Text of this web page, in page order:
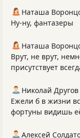
Наташа
Ну-ну, фантазеры
Наташа
Врут, не врут,
присутствует
Николай Другов
Ежели б в жизни
фортуны видишь
Алексей